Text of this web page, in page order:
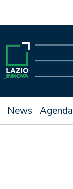
News Agenda